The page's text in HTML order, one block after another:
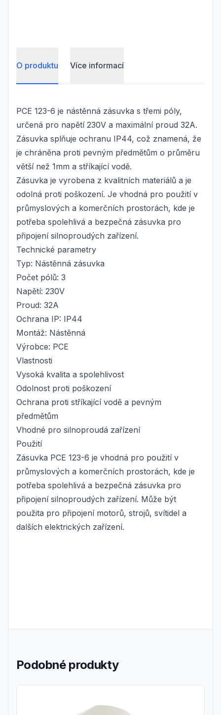
O produktu Více informací
PCE 123-6 je nástěnná zásuvka s třemi póly,
určená pro napětí 230V a maximální proud 32A.
Zásuvka splňuje ochranu IP44, což znamená, že
je chráněna proti pevným předmětům o průměru
větší než 1mm a stříkající vodě.
Zásuvka je vyrobena z kvalitních materiálů a je
odolná proti poškození. Je vhodná pro použití v
průmyslových a komerčních prostorách, kde je
potřeba spolehlivá a bezpečná zásuvka pro
připojení silnoproudých zařízení.
Technické parametry
Typ: Nástěnná zásuvka
Počet pólů: 3
Napětí: 230V
Proud: 32A
Ochrana IP: IP44
Montáž: Nástěnná
Výrobce: PCE
Vlastnosti
Vysoká kvalita a spolehlivost
Odolnost proti poškození
Ochrana proti stříkající vodě a pevným
předmětům
Vhodné pro silnoproudá zařízení
Použití
Zásuvka PCE 123-6 je vhodná pro použití v
průmyslových a komerčních prostorách, kde je
potřeba spolehlivá a bezpečná zásuvka pro
připojení silnoproudých zařízení. Může být
použita pro připojení motorů, strojů, svítidel a
dalších elektrických zařízení.
Podobné produkty